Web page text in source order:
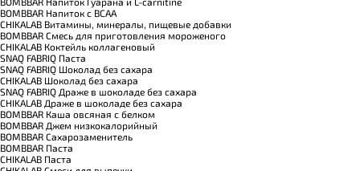
BOMBBAR Напиток с BCAA
CHIKALAB Витамины, минералы, пищевые добавки
BOMBBAR Смесь для приготовления мороженого
CHIKALAB Коктейль коллагеновый
SNAQ FABRIQ Паста
SNAQ FABRIQ Шоколад без сахара
CHIKALAB Шоколад без сахара
SNAQ FABRIQ Драже в шоколаде без сахара
CHIKALAB Драже в шоколаде без сахара
BOMBBAR Каша овсяная с белком
BOMBBAR Джем низкокалорийный
BOMBBAR Сахарозаменитель
BOMBBAR Паста
CHIKALAB Паста